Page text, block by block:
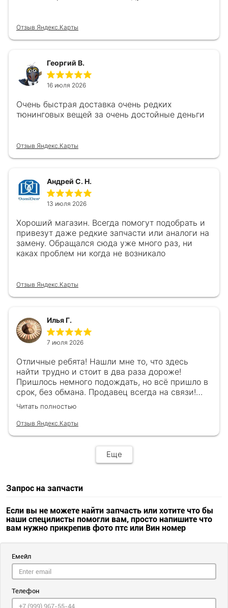
Отзыв Яндекс.Карты
Георгий В.
16 июля 2026
Очень быстрая доставка очень редких
тюнинговых вещей за очень достойные деньги
Отзыв Яндекс.Карты
Андрей С. Н.
13 июля 2026
Хороший магазин. Всегда помогут подобрать и
привезут даже редкие запчасти или аналоги на
замену. Обращался сюда уже много раз, ни
каках проблем ни когда не возникало
Отзыв Яндекс.Карты
Илья Г.
7 июля 2026
Отличные ребята! Нашли мне то, что здесь
найти трудно и стоит в два раза дороже!
Пришлось немного подождать, но всё пришло в
срок, без обмана. Продавец всегда на связи!
Буду ещё обращаться! 👍
Читать полностью
Отзыв Яндекс.Карты
Еще
Запрос на запчасти
Если вы не можете найти запчасть или хотите что бы
наши специлисты помогли вам, просто напишите что
вам нужно прикрепив фото птс или Вин номер
Емейл
Телефон